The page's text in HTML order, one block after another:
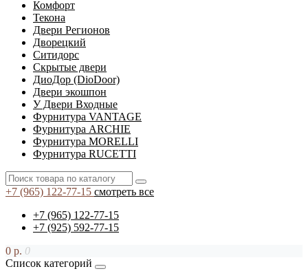
Комфорт
Текона
Двери Регионов
Дворецкий
Ситидорс
Скрытые двери
ДиоДор (DioDoor)
Двери экошпон
У Двери Входные
Фурнитура VANTAGE
Фурнитура ARCHIE
Фурнитура MORELLI
Фурнитура RUCETTI
+7 (965) 122-77-15 смотреть все
+7 (965) 122-77-15
+7 (925) 592-77-15
0 р. 0
Список категорий